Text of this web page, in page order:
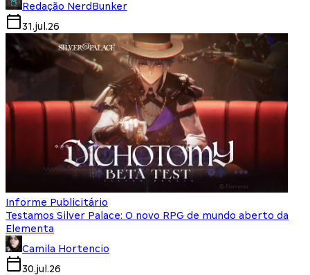
Redação NerdBunker
31.jul.26
Informe Publicitário
Testamos Silver Palace: O novo RPG de mundo aberto da
Elementa
Camila Hortencio
30.jul.26